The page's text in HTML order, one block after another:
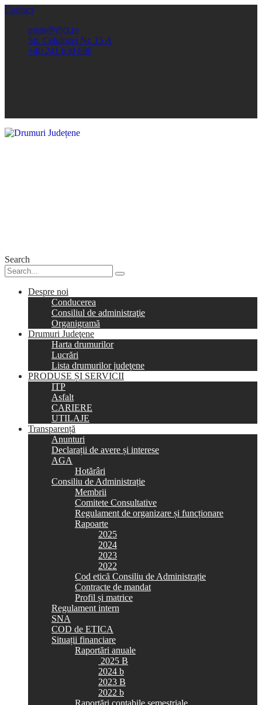
Contact
press@djct.ro
Str. Celulozei Nr. 15 A
+40 241 630 696
Search
Despre noi
Conducerea
Consiliul de administraţie
Organigramă
Drumuri Judeţene
Harta drumurilor
Lucrări
Lista drumurilor judeţene
PRODUSE ȘI SERVICII
ITP
Asfalt
CARIERE
UTILAJE
Transparență
Anunturi
Declarații de avere și interese
AGA
Hotărâri
Consiliu de Administrație
Membrii
Comitete Consultative
Regulament de organizare și funcționare
Rapoarte
2025
2024
2023
2022
Cod etică Consiliu de Administrație
Contracte de mandat
Profil și matrice
Regulament intern
SNA
COD de ETICA
Situații financiare
Raportări anuale
2025 B
2024 b
2023 B
2022 b
Raportări contabile semestriale